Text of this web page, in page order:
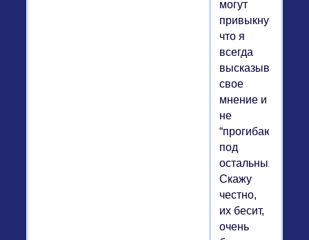
могут
привыкнуть,
что я
всегда
высказываю
свое
мнение и
не
“прогибаюсь”
под
остальных.
Скажу
честно,
их бесит,
очень